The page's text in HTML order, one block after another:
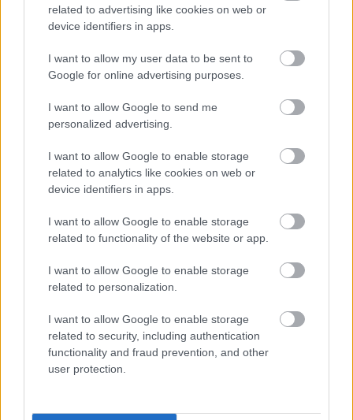
related to advertising like cookies on web or
device identifiers in apps.
I want to allow my user data to be sent to
Google for online advertising purposes.
I want to allow Google to send me
personalized advertising.
I want to allow Google to enable storage
related to analytics like cookies on web or
device identifiers in apps.
I want to allow Google to enable storage
related to functionality of the website or app.
I want to allow Google to enable storage
related to personalization.
I want to allow Google to enable storage
related to security, including authentication
functionality and fraud prevention, and other
user protection.